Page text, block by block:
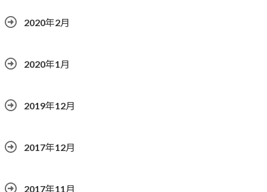
2020年2月
2020年1月
2019年12月
2017年12月
2017年11月